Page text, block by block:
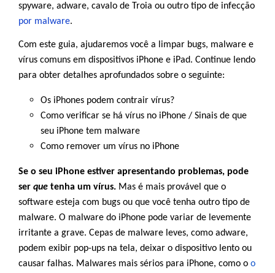
spyware, adware, cavalo de Troia ou outro tipo de infecção
por malware.
Com este guia, ajudaremos você a limpar bugs, malware e
vírus comuns em dispositivos iPhone e iPad. Continue lendo
para obter detalhes aprofundados sobre o seguinte:
Os iPhones podem contrair vírus?
Como verificar se há vírus no iPhone / Sinais de que
seu iPhone tem malware
Como remover um vírus no iPhone
Se o seu iPhone estiver apresentando problemas, pode
ser que tenha um vírus. Mas é mais provável que o
software esteja com bugs ou que você tenha outro tipo de
malware. O malware do iPhone pode variar de levemente
irritante a grave. Cepas de malware leves, como adware,
podem exibir pop-ups na tela, deixar o dispositivo lento ou
causar falhas. Malwares mais sérios para iPhone, como o o